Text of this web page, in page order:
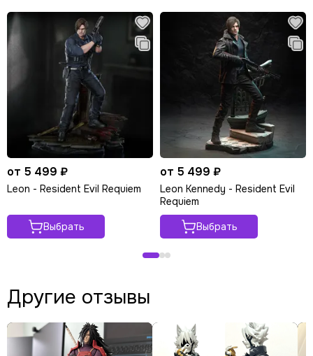
от 5 499 ₽
Leon - Resident Evil Requiem
Выбрать
от 5 499 ₽
Leon Kennedy - Resident Evil
Requiem
Выбрать
Другие отзывы